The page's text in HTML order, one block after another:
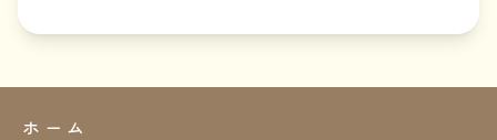
ホーム